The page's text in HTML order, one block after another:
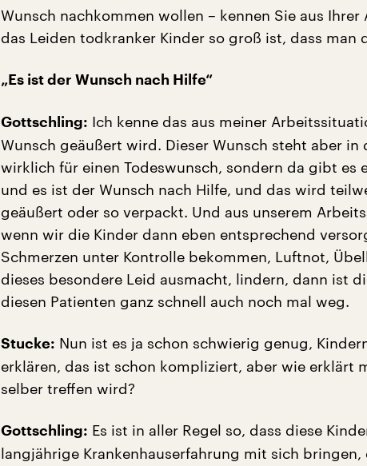
Wunsch nachkommen wollen – kennen Sie aus
das Leiden todkranker Kinder so groß ist, dass man
„Es ist der Wunsch nach Hilfe“
Gottschling: Ich kenne das aus meiner
Wunsch geäußert wird. Dieser Wunsch steht aber in
wirklich für einen Todeswunsch, sondern da gibt es
und es ist der Wunsch nach Hilfe, und das wird
geäußert oder so verpackt. Und aus unserem
wenn wir die Kinder dann eben entsprechend
Schmerzen unter Kontrolle bekommen, Luftnot,
dieses besondere Leid ausmacht, lindern, dann ist
diesen Patienten ganz schnell auch noch mal weg.
Stucke: Nun ist es ja schon schwierig genug,
erklären, das ist schon kompliziert, aber wie erklärt
selber treffen wird?
Gottschling: Es ist in aller Regel so, dass diese
langjährige Krankenhauserfahrung mit sich bringen,